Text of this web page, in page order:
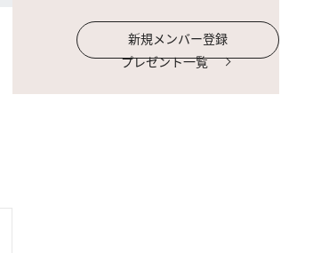
新規メンバー登録
プレゼント一覧